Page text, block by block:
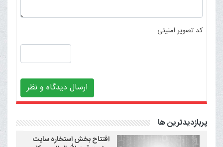
کد تصویر امنیتی
ارسال دیدگاه و نظر
پربازدیدترین ها
افتتاح بخش استخاره سایت